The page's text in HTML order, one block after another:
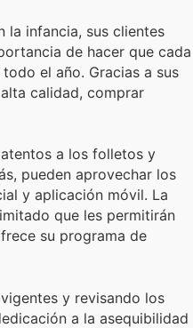
la infancia, sus clientes
de hacer que cada
el año. Gracias a sus
calidad, comprar
a los folletos y
pueden aprovechar los
y aplicación móvil. La
que les permitirán
su programa de
y revisando los
a la asequibilidad